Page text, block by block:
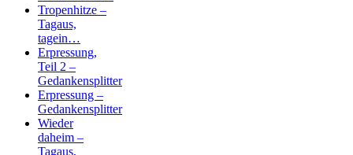
Tropenhitze –
Tagaus,
tagein…
Erpressung,
Teil 2 –
Gedankensplitter
Erpressung –
Gedankensplitter
Wieder
daheim –
Tagaus,